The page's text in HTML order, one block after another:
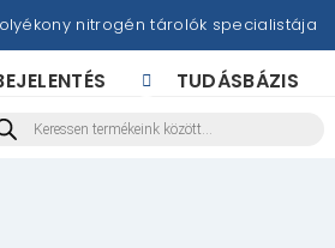
nitrogén tárolók specialistája
TUDÁSBÁZIS